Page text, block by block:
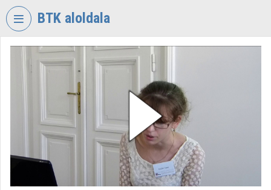
Fejléc kihagyása
BTK aloldala
VIDEOTORIUM
KUTATÓKÖZPONT
Intézményi kezdőlap
Intézményi felfedezés